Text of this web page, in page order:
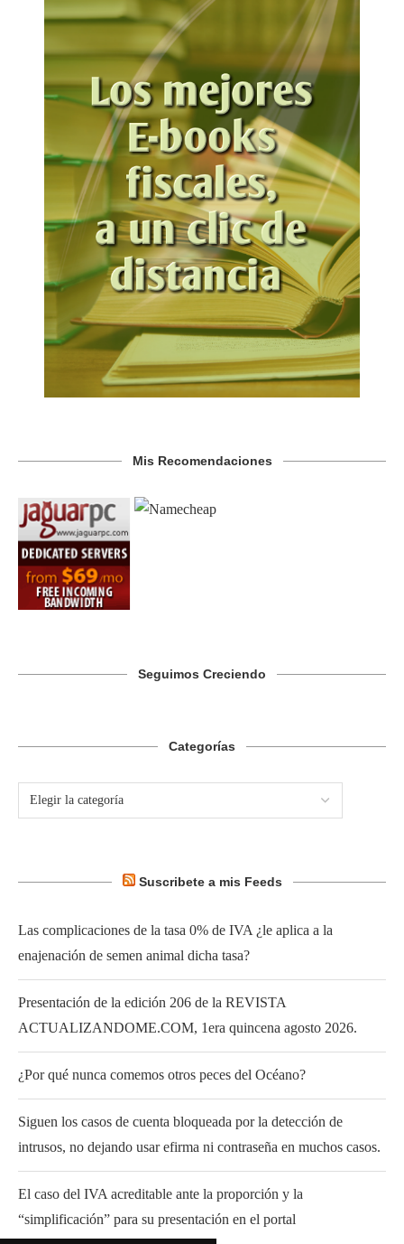
Mis Recomendaciones
Seguimos Creciendo
Categorías
Suscribete a mis Feeds
Las complicaciones de la tasa 0% de IVA ¿le aplica a la
enajenación de semen animal dicha tasa?
Presentación de la edición 206 de la REVISTA
ACTUALIZANDOME.COM, 1era quincena agosto 2026.
¿Por qué nunca comemos otros peces del Océano?
Siguen los casos de cuenta bloqueada por la detección de
intrusos, no dejando usar efirma ni contraseña en muchos casos.
El caso del IVA acreditable ante la proporción y la
“simplificación” para su presentación en el portal